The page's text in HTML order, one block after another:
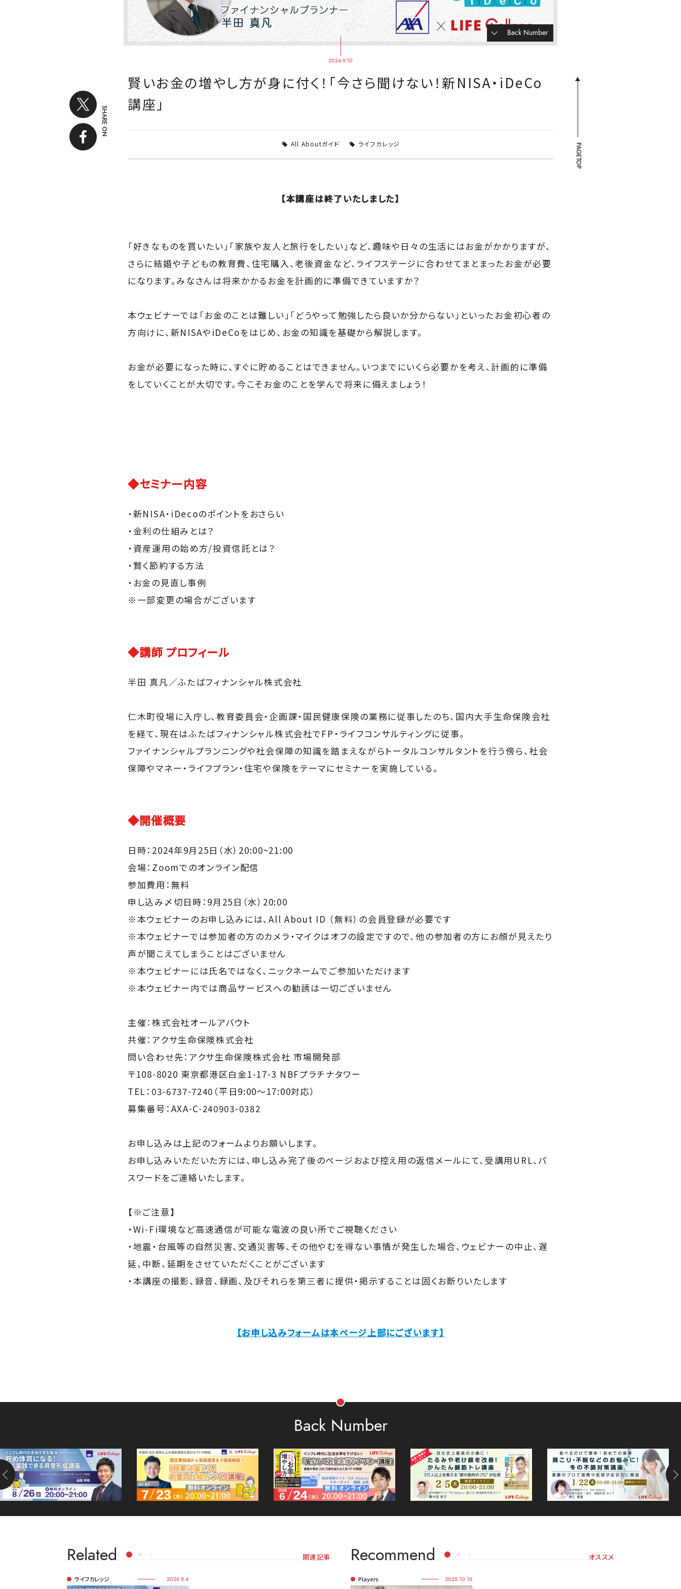
Back Number
2024.9.10
SHARE ON
賢いお金の増やし方が身に付く！「今さら聞けない！新NISA・iDeCo
講座」
All Aboutガイド ライフカレッジ
【本講座は終了いたしました】
「好きなものを買いたい」「家族や友人と旅行をしたい」など、趣味や日々の生活にはお金がかかりますが、
さらに結婚や子どもの教育費、住宅購入、老後資金など、ライフステージに合わせてまとまったお金が必要
になります。みなさんは将来かかるお金を計画的に準備できていますか？
本ウェビナーでは「お金のことは難しい」「どうやって勉強したら良いか分からない」といったお金初心者の
方向けに、新NISAやiDeCoをはじめ、お金の知識を基礎から解説します。
お金が必要になった時に、すぐに貯めることはできません。いつまでにいくら必要かを考え、計画的に準備
をしていくことが大切です。今こそお金のことを学んで将来に備えましょう！
◆セミナー内容
・新NISA・iDecoのポイントをおさらい
・金利の仕組みとは？
・資産運用の始め方/投資信託とは？
・賢く節約する方法
・お金の見直し事例
※一部変更の場合がございます
◆講師 プロフィール
半田 真凡／ふたばフィナンシャル株式会社
仁木町役場に入庁し、教育委員会・企画課・国民健康保険の業務に従事したのち、国内大手生命保険会社
を経て、現在はふたばフィナンシャル株式会社でFP・ライフコンサルティングに従事。
ファイナンシャルプランニングや社会保障の知識を踏まえながらトータルコンサルタントを行う傍ら、社会
保障やマネー・ライフプラン・住宅や保険をテーマにセミナーを実施している。
◆開催概要
日時：2024年9月25日（水）20:00~21:00
会場：Zoomでのオンライン配信
参加費用：無料
申し込み〆切日時：9月25日（水）20:00
※本ウェビナーのお申し込みには、All About ID （無料）の会員登録が必要です
※本ウェビナーでは参加者の方のカメラ・マイクはオフの設定ですので、他の参加者の方にお顔が見えたり
声が聞こえてしまうことはございません
※本ウェビナーには氏名ではなく、ニックネームでご参加いただけます
※本ウェビナー内では商品サービスへの勧誘は一切ございません
主催：株式会社オールアバウト
共催：アクサ生命保険株式会社
問い合わせ先：アクサ生命保険株式会社 市場開発部
〒108-8020 東京都港区白金1-17-3 NBFプラチナタワー
TEL：03-6737-7240（平日9:00～17:00対応）
募集番号：AXA-C-240903-0382
お申し込みは上記のフォームよりお願いします。
お申し込みいただいた方には、申し込み完了後のページおよび控え用の返信メールにて、受講用URL、パ
スワードをご連絡いたします。
【※ご注意】
・Wi-Fi環境など高速通信が可能な電波の良い所でご視聴ください
・地震・台風等の自然災害、交通災害等、その他やむを得ない事情が発生した場合、ウェビナーの中止、遅
延、中断、延期をさせていただくことがございます
・本講座の撮影、録音、録画、及びそれらを第三者に提供・掲示することは固くお断りいたします
【お申し込みフォームは本ページ上部にございます】
PAGETOP
Back Number
Related 関連記事
ライフカレッジ 2026.8.4
Recommend オススメ
Players 2025.10.16